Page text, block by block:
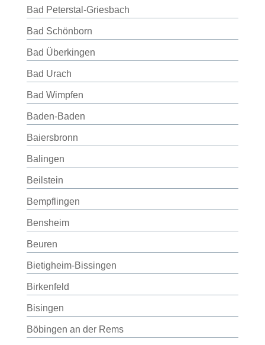
Bad Peterstal-Griesbach
Bad Schönborn
Bad Überkingen
Bad Urach
Bad Wimpfen
Baden-Baden
Baiersbronn
Balingen
Beilstein
Bempflingen
Bensheim
Beuren
Bietigheim-Bissingen
Birkenfeld
Bisingen
Böbingen an der Rems